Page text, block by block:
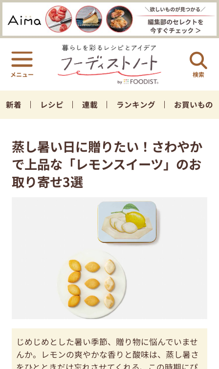
検索
新着 レシピ 連載 ランキング お買いもの
蒸し暑い日に贈りたい！さわやか
で上品な「レモンスイーツ」のお
取り寄せ3選
じめじめとした暑い季節、贈り物に悩んでいませ
んか。レモンの爽やかな香りと酸味は、蒸し暑さ